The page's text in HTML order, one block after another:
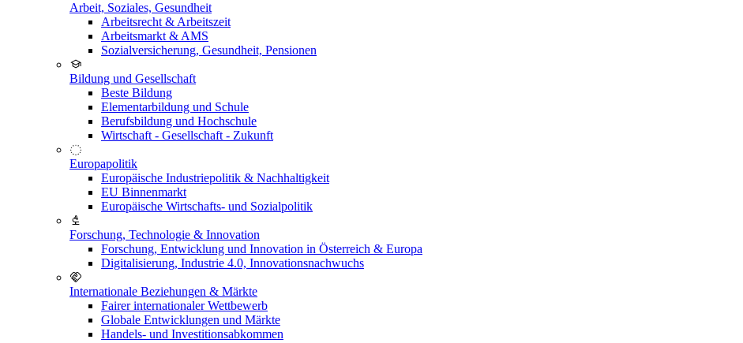
Arbeit, Soziales, Gesundheit
Arbeitsrecht & Arbeitszeit
Arbeitsmarkt & AMS
Sozialversicherung, Gesundheit, Pensionen
Bildung und Gesellschaft
Beste Bildung
Elementarbildung und Schule
Berufsbildung und Hochschule
Wirtschaft - Gesellschaft - Zukunft
Europapolitik
Europäische Industriepolitik & Nachhaltigkeit
EU Binnenmarkt
Europäische Wirtschafts- und Sozialpolitik
Forschung, Technologie & Innovation
Forschung, Entwicklung und Innovation in Österreich & Europa
Digitalisierung, Industrie 4.0, Innovationsnachwuchs
Internationale Beziehungen & Märkte
Fairer internationaler Wettbewerb
Globale Entwicklungen und Märkte
Handels- und Investitionsabkommen